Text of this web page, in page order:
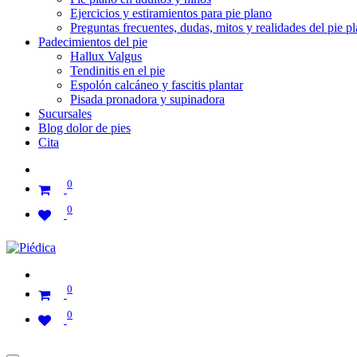
Ejercicios y estiramientos para pie plano
Preguntas frecuentes, dudas, mitos y realidades del pie
Padecimientos del pie
Hallux Valgus
Tendinitis en el pie
Espolón calcáneo y fascitis plantar
Pisada pronadora y supinadora
Sucursales
Blog dolor de pies
Cita
0
0
0
0